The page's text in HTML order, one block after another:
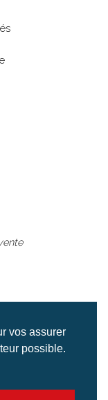
vos assurer
possible.
2024
banque d'images
et cinéma |